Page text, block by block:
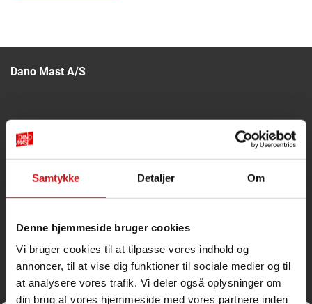
Samtykke Detaljer Om
Denne hjemmeside bruger cookies
Vi bruger cookies til at tilpasse vores indhold og
annoncer, til at vise dig funktioner til sociale medier og til
at analysere vores trafik. Vi deler også oplysninger om
din brug af vores hjemmeside med vores partnere inden
Dano Mast A/S
Nøragervej 1
6682 Hovborg
753960 99
info@danomast.dk
Følg os på Facebook